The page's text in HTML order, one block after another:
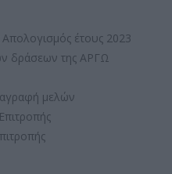
Απολογισμός έτους 2023
δράσεων της ΑΡΓΩ
μελών